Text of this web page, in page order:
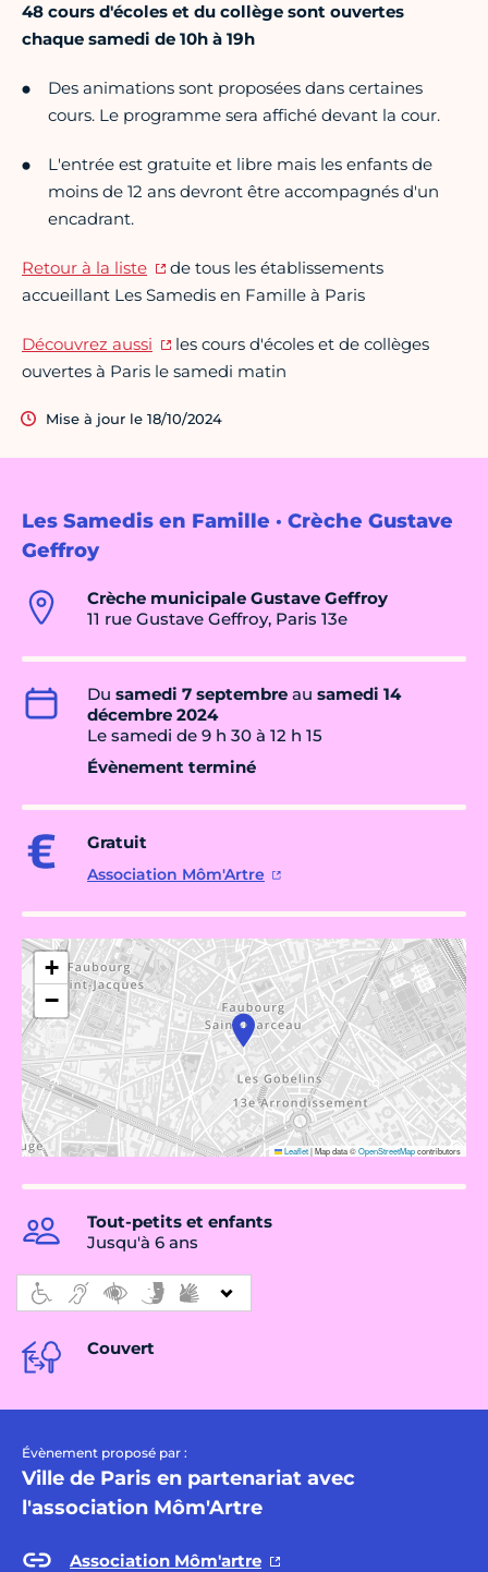
Les Samedis en Famille · Crèche Gustave
Geffroy
Crèche municipale Gustave Geffroy
11 rue Gustave Geffroy, Paris 13e
Du samedi 7 septembre au samedi 14
décembre 2024
Le samedi de 9 h 30 à 12 h 15
Évènement terminé
Gratuit
Association Môm'Artre
+
−
Leaflet|Map data ©OpenStreetMapcontributors
Tout-petits et enfants
Jusqu'à 6 ans
Couvert
Évènement proposé par :
Ville de Paris en partenariat avec
l'association Môm'Artre
Association Môm'artre
48 cours d'écoles et du collège sont ouvertes
chaque samedi de 10h à 19h
Des animations sont proposées dans certaines
cours. Le programme sera affiché devant la cour.
L'entrée est gratuite et libre mais les enfants de
moins de 12 ans devront être accompagnés d'un
encadrant.
Retour à la liste
de tous les établissements
accueillant Les Samedis en Famille à Paris
Découvrez aussi
les cours d'écoles et de collèges
ouvertes à Paris le samedi matin
Mise à jour le 18/10/2024